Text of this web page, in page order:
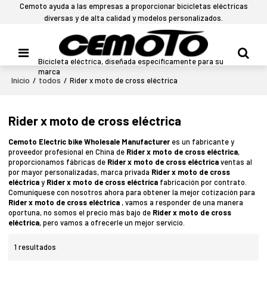
Cemoto ayuda a las empresas a proporcionar bicicletas eléctricas
diversas y de alta calidad y modelos personalizados.
Bicicleta eléctrica, diseñada específicamente para su
marca
Inicio / todos / Rider x moto de cross eléctrica
Rider x moto de cross eléctrica
Cemoto Electric bike Wholesale Manufacturer es un fabricante y
proveedor profesional en China de Rider x moto de cross eléctrica,
proporcionamos fábricas de Rider x moto de cross eléctricaventas al
por mayor personalizadas, marca privada Rider x moto de cross
eléctricay Rider x moto de cross eléctrica fabricación por contrato.
Comuníquese con nosotros ahora para obtener la mejor cotización para
Rider x moto de cross eléctrica , vamos a responder de una manera
oportuna, no somos el precio más bajo de Rider x moto de cross
eléctrica, pero vamos a ofrecerle un mejor servicio.
1 resultados